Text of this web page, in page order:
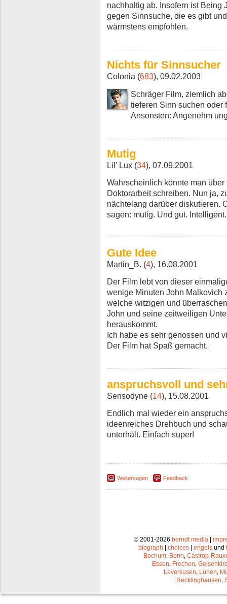
nachhaltig ab. Insofern ist Being
gegen Sinnsuche, die es gibt
wärmstens empfohlen.
Nichts für Sinnsucher
Colonia (683), 09.02.2003
Schräger Film, ziemlich
tieferen Sinn suchen oder
Ansonsten: Angenehm
Mutig
Lil' Lux (34), 07.09.2001
Wahrscheinlich könnte man
Doktorarbeit schreiben. Nun ja,
nächtelang darüber diskutieren.
sagen: mutig. Und gut.
Gute Idee
Martin_B. (4), 16.08.2001
Der Film lebt von dieser
wenige Minuten John Malkovich
welche witzigen und
John und seine zeitweiligen
herauskommt.
Ich habe es sehr genossen und
Der Film hat Spaß gemacht.
anspruchsvoll und
Sensodyne (14), 15.08.2001
Endlich mal wieder ein
ideenreiches Drehbuch und
unterhält. Einfach super!
Weitersagen Feedback
© 2001-2026 berndt media|
biograph
choices engels und
Bochum, Bonn, Castrop-
Essen, Frechen,
Leverkusen, Lünen,
Recklinghausen,